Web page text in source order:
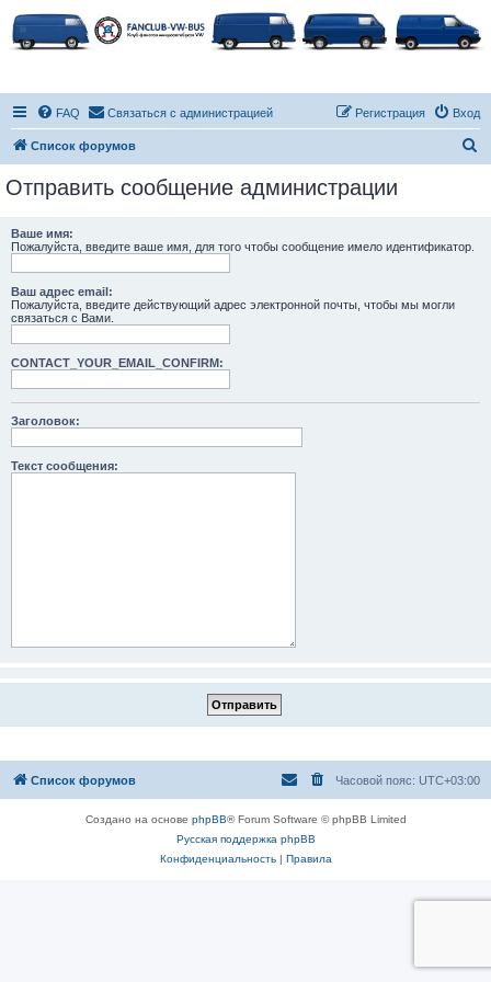
FAQ Связаться с администрацией Вход
Регистрация
Список форумов
Отправить сообщение администрации
Ваше имя:
Пожалуйста, введите ваше имя, для того чтобы сообщение имело идентификатор.
Ваш адрес email:
Пожалуйста, введите действующий адрес электронной почты, чтобы мы могли
связаться с Вами.
CONTACT_YOUR_EMAIL_CONFIRM:
Заголовок:
Текст сообщения:
Список форумов Часовой пояс: UTC+03:00
Создано на основе phpBB® Forum Software © phpBB Limited
Русская поддержка phpBB
Конфиденциальность| Правила